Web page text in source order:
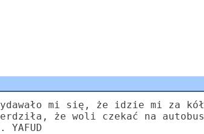
mi się, że idzie mi za
że woli czekać na